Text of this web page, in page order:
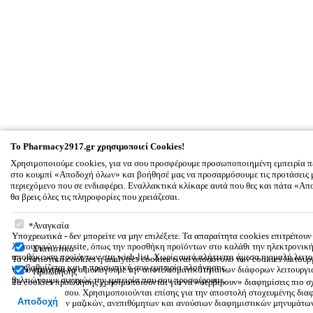
To Pharmacy2917.gr χρησιμοποιεί Cookies!
Χρησιμοποιούμε cookies, για να σου προσφέρουμε προσωποποιημένη εμπειρία
στο κουμπί «Αποδοχή όλων» και βοήθησέ μας να προσαρμόσουμε τις προτάσεις
περιεχόμενο που σε ενδιαφέρει. Εναλλακτικά κλίκαρε αυτά που θες και πάτα
θα βρεις όλες τις πληροφορίες που χρειάζεσαι.
To
Αναγκαία
Υποχρεωτικά - δεν μπορείτε να μην επιλέξετε. Τα απαραίτητα cookies
λειτουργιών του site, όπως την προσθήκη προϊόντων στο καλάθι την
αποθήκευση προϊόντων στη wish-list. Χωρίς αυτά πλήττεται άμεσα η ομαλή
υποβαθμίζεται και η προσωπική σου εμπειρία πλοήγησης.
Στατιστικά
Τα στατιστικά cookies ή analytics cookies είναι υποσύνολο των cookies
τη δυνατότητα να αξιολογούμε την αποτελεσματικότητα των διάφορων
βελτιώνουμε συνεχώς την εμπειρία που σου προσφέρουμε.
Προώθησης
Τα cookies προώθησης χρησιμοποιούνται για να «σερβίρουν» διαφημίσεις πιο
ενδιαφέροντά σου. Χρησιμοποιούνται επίσης για την αποστολή στοχευμένης
περιορισμό των μαζικών, ανεπιθύμητων και ανούσιων διαφημιστικών
Αποδοχή